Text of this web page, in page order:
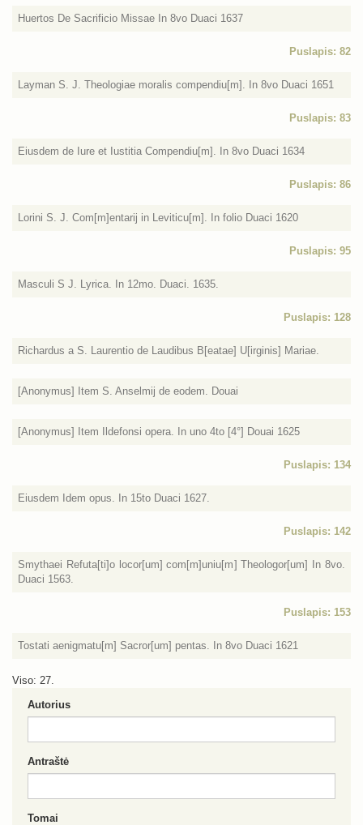
Huertos De Sacrificio Missae In 8vo Duaci 1637
Puslapis: 82
Layman S. J. Theologiae moralis compendiu[m]. In 8vo Duaci 1651
Puslapis: 83
Eiusdem de Iure et Iustitia Compendiu[m]. In 8vo Duaci 1634
Puslapis: 86
Lorini S. J. Com[m]entarij in Leviticu[m]. In folio Duaci 1620
Puslapis: 95
Masculi S J. Lyrica. In 12mo. Duaci. 1635.
Puslapis: 128
Richardus a S. Laurentio de Laudibus B[eatae] U[irginis] Mariae.
[Anonymus] Item S. Anselmij de eodem. Douai
[Anonymus] Item Ildefonsi opera. In uno 4to [4°] Douai 1625
Puslapis: 134
Eiusdem Idem opus. In 15to Duaci 1627.
Puslapis: 142
Smythaei Refuta[ti]o locor[um] com[m]uniu[m] Theologor[um] In 8vo.
Duaci 1563.
Puslapis: 153
Tostati aenigmatu[m] Sacror[um] pentas. In 8vo Duaci 1621
Viso: 27.
Autorius
Antraštė
Tomai